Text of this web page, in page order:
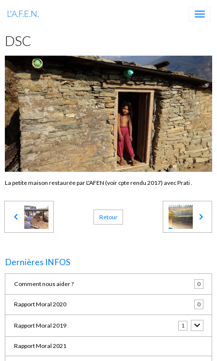
L'A.F.E.N.
DSC
La petite maison restaurée par L'AFEN (voir cpte rendu 2017) avec Prati .
Retour
Dernières INFOS
Comment nous aider ? 0
Rapport Moral 2020 0
Rapport Moral 2019 1
Rapport Moral 2021